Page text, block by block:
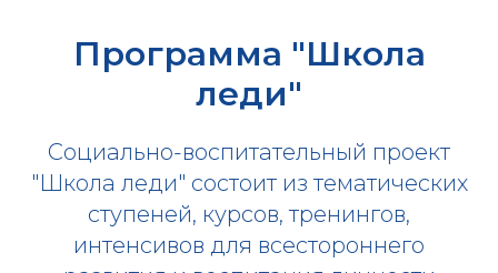
Программа "Школа
леди"
Социально-воспитательный проект
"Школа леди" состоит из тематических
ступеней, курсов, тренингов,
интенсивов для всестороннего